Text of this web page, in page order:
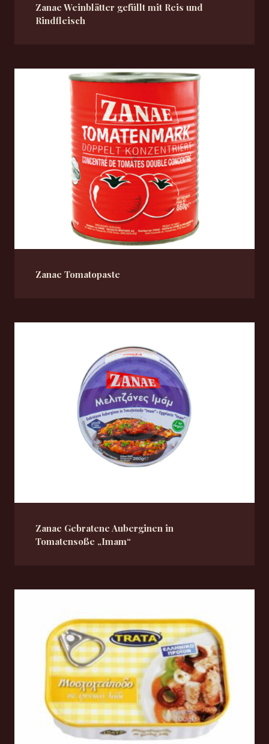
Zanae Weinblätter gefüllt mit Reis und
Rindfleisch
Zanae Tomatopaste
Zanae Gebratene Auberginen in
Tomatensoße „Imam“